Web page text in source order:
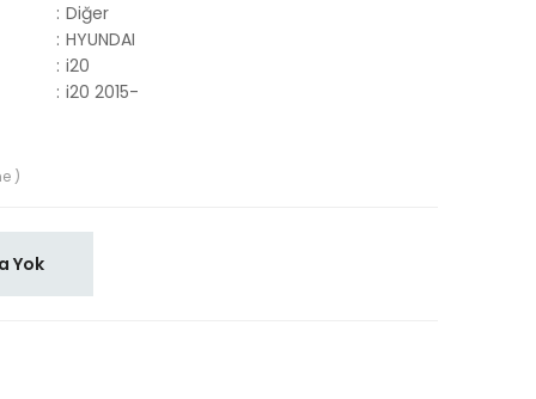
: Diğer
: HYUNDAI
: i20
: i20 2015-
)
Yok